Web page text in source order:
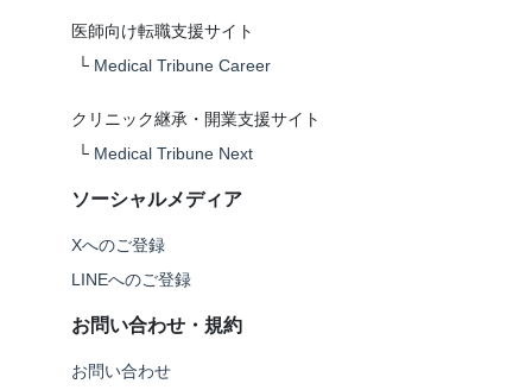
医師向け転職支援サイト
└ Medical Tribune Career
クリニック継承・開業支援サイト
└ Medical Tribune Next
ソーシャルメディア
Xへのご登録
LINEへのご登録
お問い合わせ・規約
お問い合わせ